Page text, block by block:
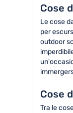
Cose
Le cose
per
outdoor
Cose
Tra le